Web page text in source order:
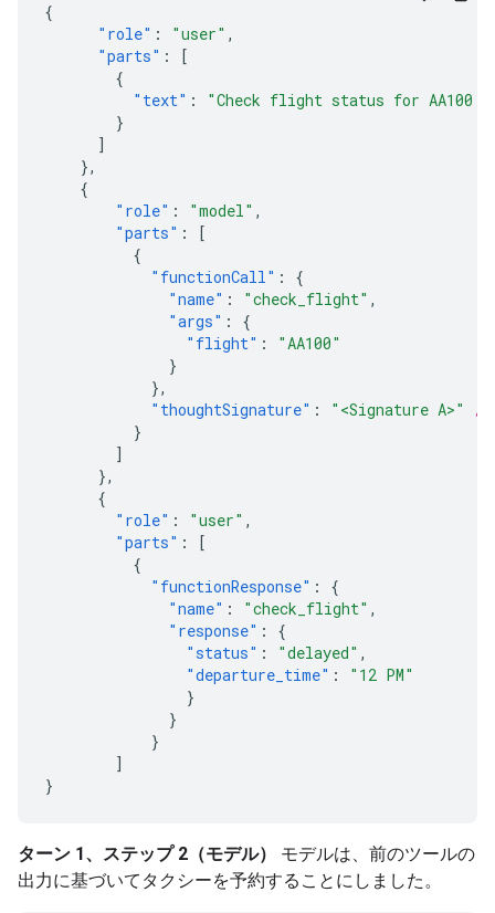
{
"role" : "user" ,
"parts" :
[
{
"text" :
"Check flight status for AA100
}
]
},
{
"role" : "model" ,
"parts" :
[
{
"functionCall" :
{
"name" : "check_flight" ,
"args" :
{
"flight" :
"AA100"
}
},
"thoughtSignature" : "<Signature A>"
//
}
]
},
{
"role" : "user" ,
"parts" :
[
{
"functionResponse" :
{
"name" : "check_flight" ,
"response" :
{
"status" : "delayed" ,
"departure_time" :
"12 PM"
}
}
}
]
}
ターン 1、ステップ 2（モデル）
モデルは、前のツールの
出力に基づいてタクシーを予約することにしました。